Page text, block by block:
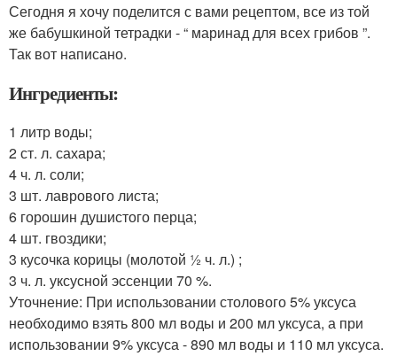
Сегодня я хочу поделится с вами рецептом, все из той
же бабушкиной тетрадки - “ маринад для всех грибов ”.
Так вот написано.
Ингредиенты:
1 литр воды;
2 ст. л. сахара;
4 ч. л. соли;
3 шт. лаврового листа;
6 горошин душистого перца;
4 шт. гвоздики;
3 кусочка корицы (молотой ½ ч. л.) ;
3 ч. л. уксусной эссенции 70 %.
Уточнение: При использовании столового 5% уксуса
необходимо взять 800 мл воды и 200 мл уксуса, а при
использовании 9% уксуса - 890 мл воды и 110 мл уксуса.